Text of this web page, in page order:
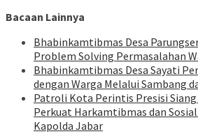
Bacaan Lainnya
Bhabinkamtibmas Desa
Problem Solving Permasalahan
Bhabinkamtibmas Desa Sayati
dengan Warga Melalui Sambang
Patroli Kota Perintis Presisi
Perkuat Harkamtibmas dan
Kapolda Jabar